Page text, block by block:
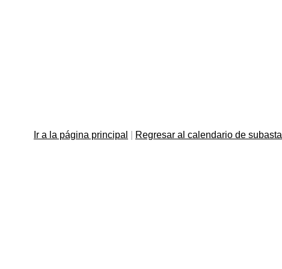
Ir a la página principal Regresar al calendario de